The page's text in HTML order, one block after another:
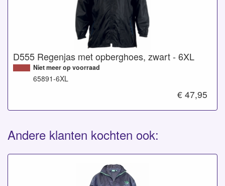
D555 Regenjas met opberghoes, zwart - 6XL
Niet meer op voorraad
65891-6XL
€ 47,95
Andere klanten kochten ook: